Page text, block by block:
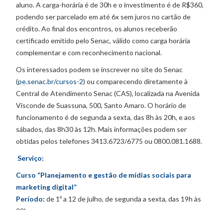
aluno. A carga-horária é de 30h e o investimento é de R$360,
podendo ser parcelado em até 6x sem juros no cartão de
crédito. Ao final dos encontros, os alunos receberão
certificado emitido pelo Senac, válido como carga horária
complementar e com reconhecimento nacional.
Os interessados podem se inscrever no site do Senac
(pe.senac.br/cursos-2) ou comparecendo diretamente à
Central de Atendimento Senac (CAS), localizada na Avenida
Visconde de Suassuna, 500, Santo Amaro. O horário de
funcionamento é de segunda a sexta, das 8h às 20h, e aos
sábados, das 8h30 às 12h. Mais informações podem ser
obtidas pelos telefones 3413.6723/6775 ou 0800.081.1688.
Serviço:
Curso “Planejamento e gestão de mídias sociais para
marketing digital”
Período: de 1º a 12 de julho, de segunda a sexta, das 19h às